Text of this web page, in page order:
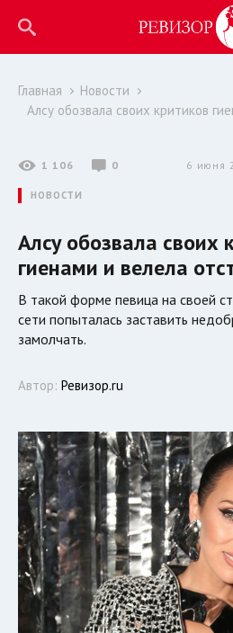
Главная
Новости
Алсу обозвала своих критиков
1 106 0 6 июня
НОВОСТИ
Алсу обозвала своих
гиенами и велела
В такой форме певица на своей
сети попыталась заставить
замолчать.
Автор: Ревизор.ru